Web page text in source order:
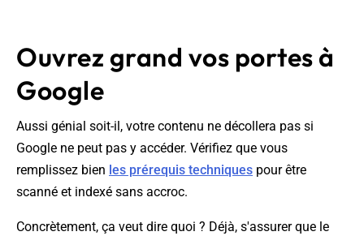
Ouvrez grand vos portes à
Google
Aussi génial soit-il, votre contenu ne décollera pas si
Google ne peut pas y accéder. Vérifiez que vous
remplissez bien les prérequis techniques pour être
scanné et indexé sans accroc.
Concrètement, ça veut dire quoi ? Déjà, s'assurer que le